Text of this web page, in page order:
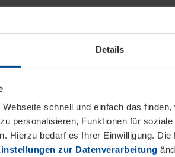
Details
schnell und einfach das
personalisieren, Funktionen für
Hierzu bedarf es Ihrer Einwilligung.
zur Datenverarbeitung